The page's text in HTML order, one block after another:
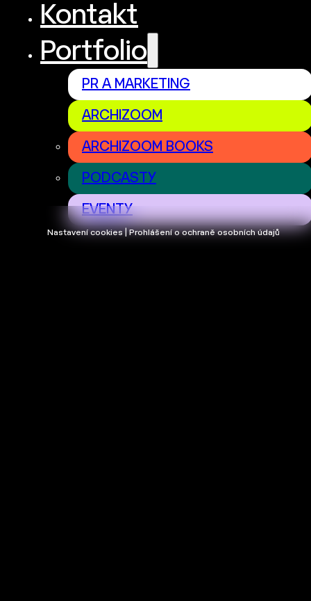
Nastavení cookies | Prohlášení o ochraně osobních údajů
Kontakt
Portfolio
PR A MARKETING
ARCHIZOOM
ARCHIZOOM BOOKS
PODCASTY
EVENTY